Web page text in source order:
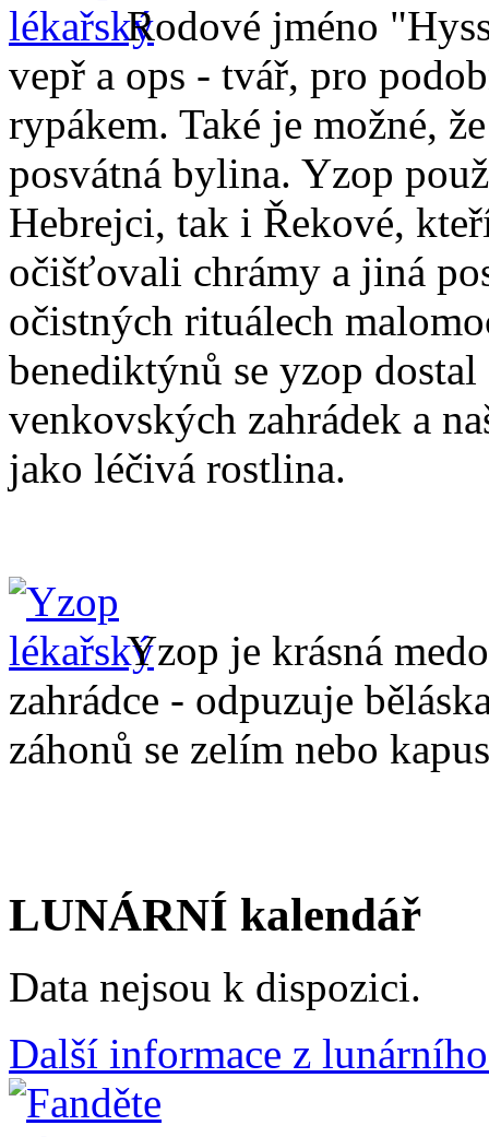
Rodové jméno
vepř a ops - tvář, pro
rypákem. Také je možné,
posvátná bylina. Yzop
Hebrejci, tak i Řekové,
očišťovali chrámy a jiná
očistných rituálech
benediktýnů se yzop
venkovských zahrádek a
jako léčivá rostlina.
Yzop je krásná
zahrádce - odpuzuje
záhonů se zelím nebo
LUNÁRNÍ kalendář
Data nejsou k dispozici.
Další informace z